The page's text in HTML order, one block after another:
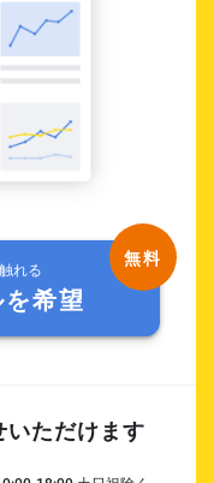
れる
希望
いただけます